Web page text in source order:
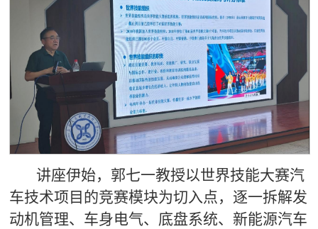
讲座伊始，郭七一教授以世界技能大赛汽
车技术项目的竞赛模块为切入点，逐一拆解发
动机管理、车身电气、底盘系统、新能源汽车